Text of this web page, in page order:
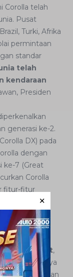
Corolla telah
Pusat
Turki, Afrika
permintaan
standar
telah
kendaraan
Presiden
generasi ke-2.
DX) pada
dengan
ke-7 (Great
Corolla
fitur-fitur
Corolla Altis
2001. "Kami
adalah
di
130.900 unit,
hadirnya
"Dengan